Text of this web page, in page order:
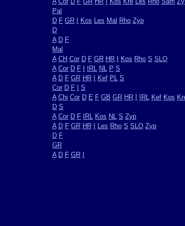
Pal
D F GR Kos Les Mal Rho Zyp
D
A D F
Mal
A CH Cor D F GR HR Kos Rho S SLO
A Cor D F IRL NL P S
A D F GR HR Kef PL S
Cor D F
S
A Chi Cor D E F GB GR HR IRL Kef Kos
D S
A Cor D F IRL Kos NL S Zyp
A D F GR HR Les Rho S SLO Zyp
D F
GR
A D F GR